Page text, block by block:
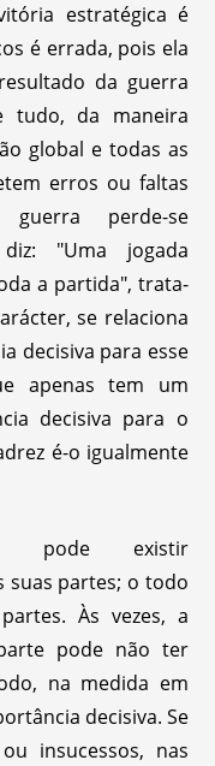
estratégica é
é errada, pois ela
da guerra
tudo, da maneira
global e todas as
erros ou faltas
perde-se
"Uma jogada
a partida", trata-
se relaciona
decisiva para esse
apenas tem um
decisiva para o
é-o igualmente
existir
suas partes; o todo
Às vezes, a
pode não ter
na medida em
decisiva. Se
insucessos, nas